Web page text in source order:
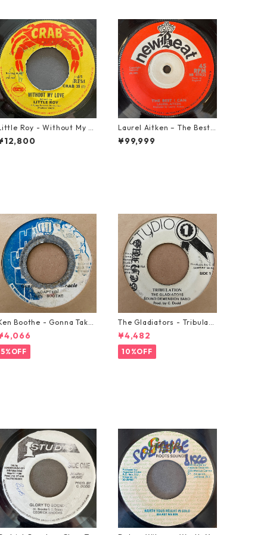
Roy - Without My L
【7-21990】
Laurel Aitken ‎– The Best I
Can【7-22012】
¥99,999
Boothe - Gonna Take
Miracle【7-21362】
5%OFF
The Gladiators - Tribulati
on【7-21365】
¥4,482
10%OFF